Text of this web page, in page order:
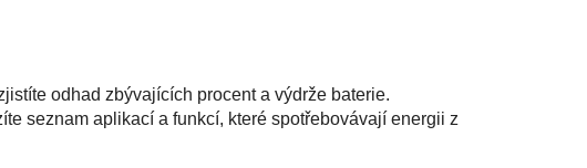
odhad zbývajících procent a výdrže baterie.
seznam aplikací a funkcí, které spotřebovávají energii z